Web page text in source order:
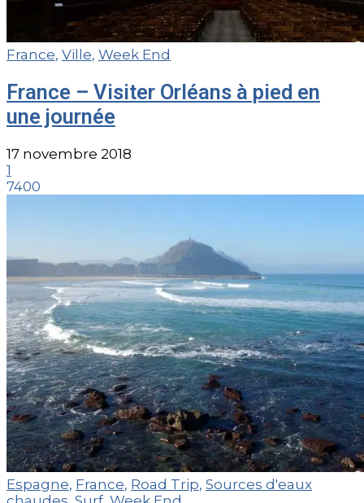
France, Ville, Week End
France – Visiter Orléans à pied en
une journée
17 novembre 2018
1
7400
Espagne, France, Road Trip, Sources d'eaux